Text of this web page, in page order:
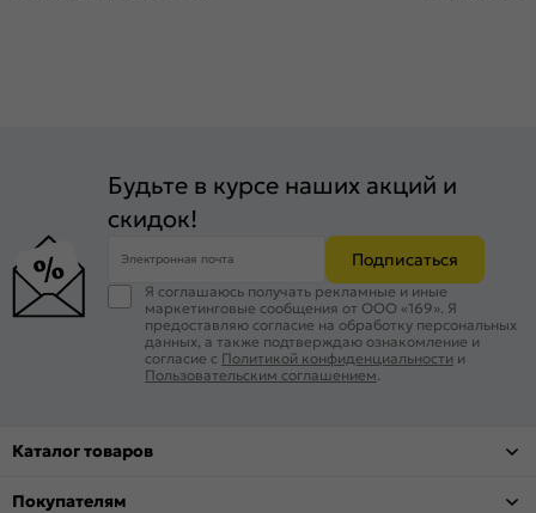
Будьте в курсе наших акций и
скидок!
Электронная почта Подписаться
Я соглашаюсь получать рекламные и иные
маркетинговые сообщения от ООО «169». Я
предоставляю согласие на обработку персональных
данных, а также подтверждаю ознакомление и
согласие с Политикой конфиденциальности и
Пользовательским соглашением
Каталог товаров
Покупателям